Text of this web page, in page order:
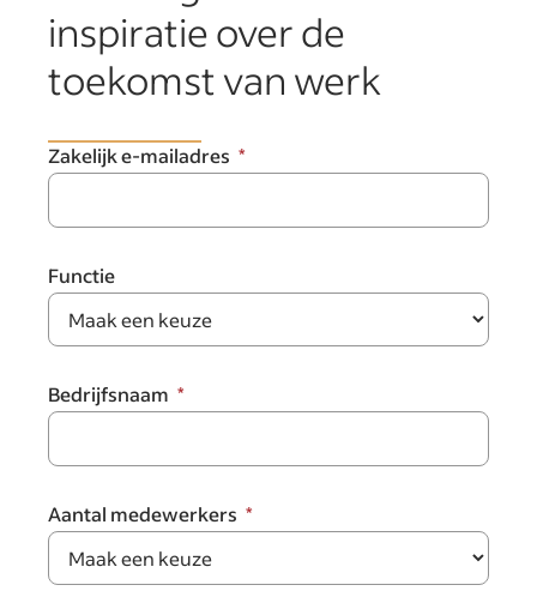
inspiratie over de
toekomst van werk
Zakelijk e-mailadres
Functie
Bedrijfsnaam
Aantal medewerkers